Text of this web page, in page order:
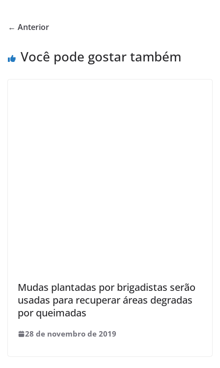
← Anterior
Você pode gostar também
Mudas plantadas por brigadistas serão
usadas para recuperar áreas degradas
por queimadas
28 de novembro de 2019